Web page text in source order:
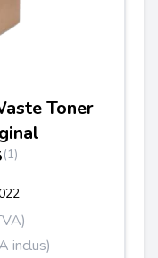
Toner
(1)
inclus)